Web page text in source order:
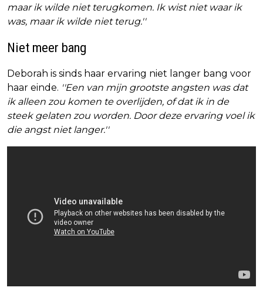
maar ik wilde niet terugkomen. Ik wist niet waar ik
was, maar ik wilde niet terug.''
Niet meer bang
Deborah is sinds haar ervaring niet langer bang voor
haar einde. ''Een van mijn grootste angsten was dat
ik alleen zou komen te overlijden, of dat ik in de
steek gelaten zou worden. Door deze ervaring voel ik
die angst niet langer.''